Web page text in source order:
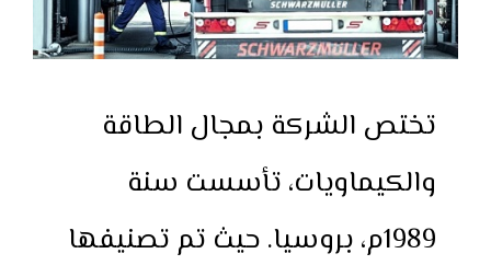
تختص الشركة بمجال الطاقة
والكيماويات، تأسست سنة
1989م، بروسيا. حيث تم تصنيفها